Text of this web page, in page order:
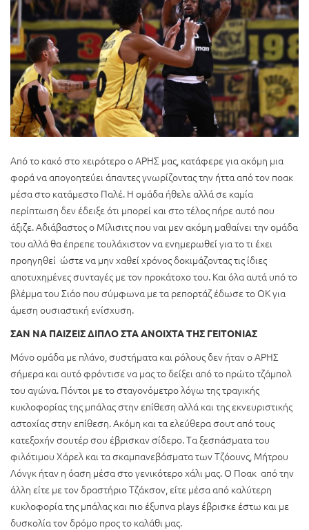
Από το κακό στο χειρότερο ο ΑΡΗΣ μας, κατάφερε για ακόμη μια
φορά να απογοητεύει άπαντες γνωρίζοντας την ήττα από τον ποακ
μέσα στο κατάμεστο Παλέ. Η ομάδα ήθελε αλλά σε καμία
περίπτωση δεν έδειξε ότι μπορεί και στο τέλος πήρε αυτό που
άξιζε. Αδιάβαστος ο Μίλισιτς που ναι μεν ακόμη μαθαίνει την ομάδα
του αλλά θα έπρεπε τουλάχιστον να ενημερωθεί για το τι έχει
προηγηθεί ώστε να μην χαθεί χρόνος δοκιμάζοντας τις ίδιες
αποτυχημένες συνταγές με τον προκάτοχο του. Και όλα αυτά υπό το
βλέμμα του Σιάο που σύμφωνα με τα ρεπορτάζ έδωσε το ΟΚ για
άμεση ουσιαστική ενίσχυση.
ΣΑΝ ΝΑ ΠΑΙΖΕΙΣ ΔΙΠΛΟ ΣΤΑ ΑΝΟΙΧΤΑ ΤΗΣ ΓΕΙΤΟΝΙΑΣ
Μόνο ομάδα με πλάνο, συστήματα και ρόλους δεν ήταν ο ΑΡΗΣ
σήμερα και αυτό φρόντισε να μας το δείξει από το πρώτο τζάμπολ
του αγώνα. Πόντοι με το σταγονόμετρο λόγω της τραγικής
κυκλοφορίας της μπάλας στην επίθεση αλλά και της εκνευριστικής
αστοχίας στην επίθεση. Ακόμη και τα ελεύθερα σουτ από τους
κατεξοχήν σουτέρ σου έβρισκαν σίδερο. Τα ξεσπάσματα του
φιλότιμου Χάρελ και τα σκαμπανεβάσματα των Τζόουνς, Μήτρου
Λόνγκ ήταν η όαση μέσα στο γενικότερο χάλι μας. Ο Ποακ από την
άλλη είτε με τον δραστήριο Τζάκσον, είτε μέσα από καλύτερη
κυκλοφορία της μπάλας και πιο έξυπνα plays έβρισκε έστω και με
δυσκολία τον δρόμο προς το καλάθι μας.